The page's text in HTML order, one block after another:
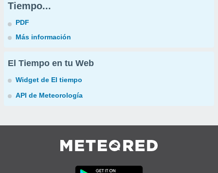
Tiempo...
PDF
Más información
El Tiempo en tu Web
Widget de El tiempo
API de Meteorología